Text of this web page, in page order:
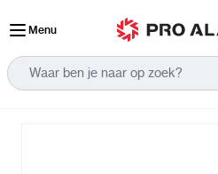
Menu